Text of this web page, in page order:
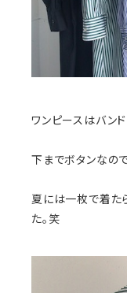
ワンピースはバン
下までボタンなの
夏には一枚で着た
た。笑